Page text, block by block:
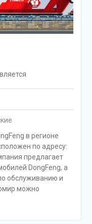
в регионе
по адресу:
предлагает
DongFeng, а
обслуживанию и
можно